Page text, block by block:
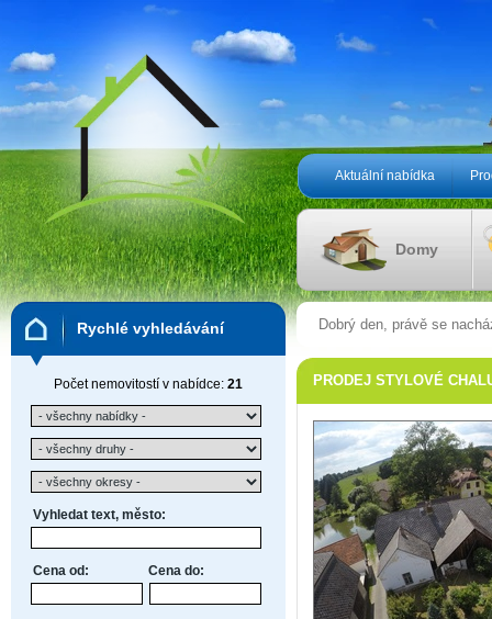
Aktuální nabídka
Domy
Rychlé vyhledávání
Počet nemovitostí v nabídce: 21
Vyhledat text, město:
Cena od: Cena do:
Dobrý den, právě se
PRODEJ STYLOVÉ